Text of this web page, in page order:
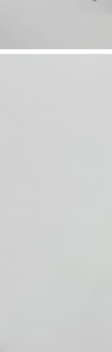
1. Perkhidmatan ini
membolehkan
perkhidmatan ini
2. Berdasarkan tujuan
"Pembayaran Ansuran
semakan dan
3. Sila baca syarat
pautan berikut: https://